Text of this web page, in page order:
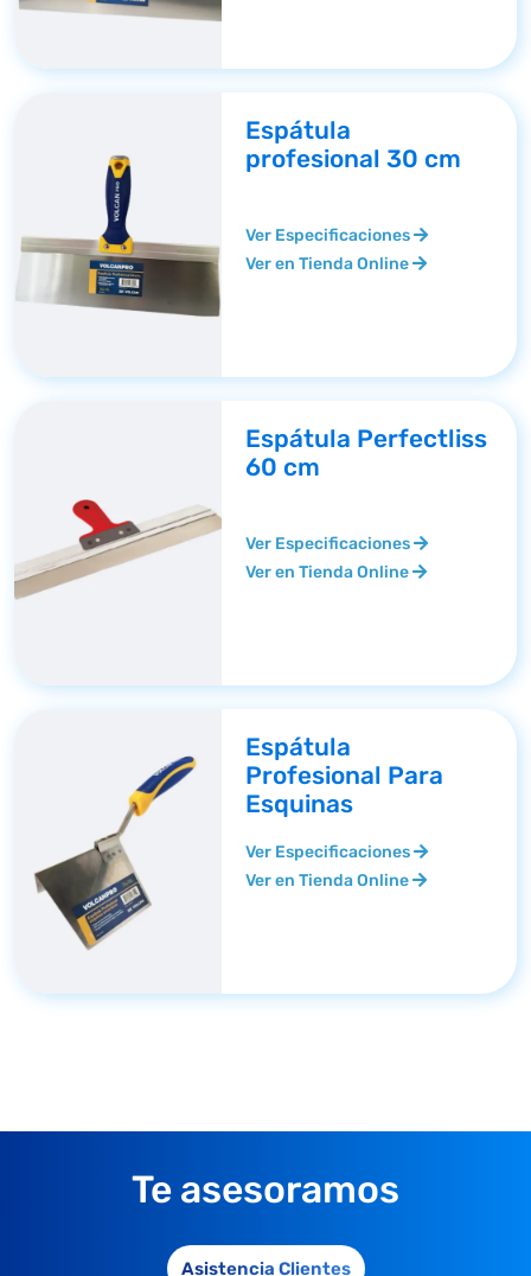
Espátula
profesional 30 cm
Ver Especificaciones
Ver en Tienda Online
Espátula Perfectliss
60 cm
Ver Especificaciones
Ver en Tienda Online
Espátula
Profesional Para
Esquinas
Ver Especificaciones
Ver en Tienda Online
Te asesoramos
Asistencia Clientes